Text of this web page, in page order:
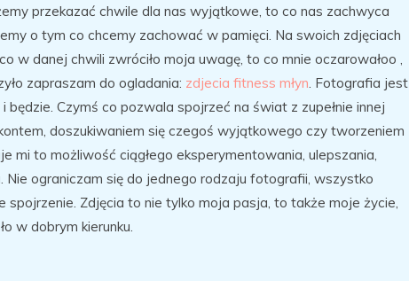
przekazać chwile dla nas wyjątkowe, to co nas zachwyca
o tym co chcemy zachować w pamięci. Na swoich zdjęciach
w danej chwili zwróciło moja uwagę, to co mnie oczarowałoo ,
zapraszam do ogladania: zdjecia fitness młyn. Fotografia jest
będzie. Czymś co pozwala spojrzeć na świat z zupełnie innej
doszukiwaniem się czegoś wyjątkowego czy tworzeniem
mi to możliwość ciągłego eksperymentowania, ulepszania,
Nie ograniczam się do jednego rodzaju fotografii, wszystko
spojrzenie. Zdjęcia to nie tylko moja pasja, to także moje życie,
w dobrym kierunku.